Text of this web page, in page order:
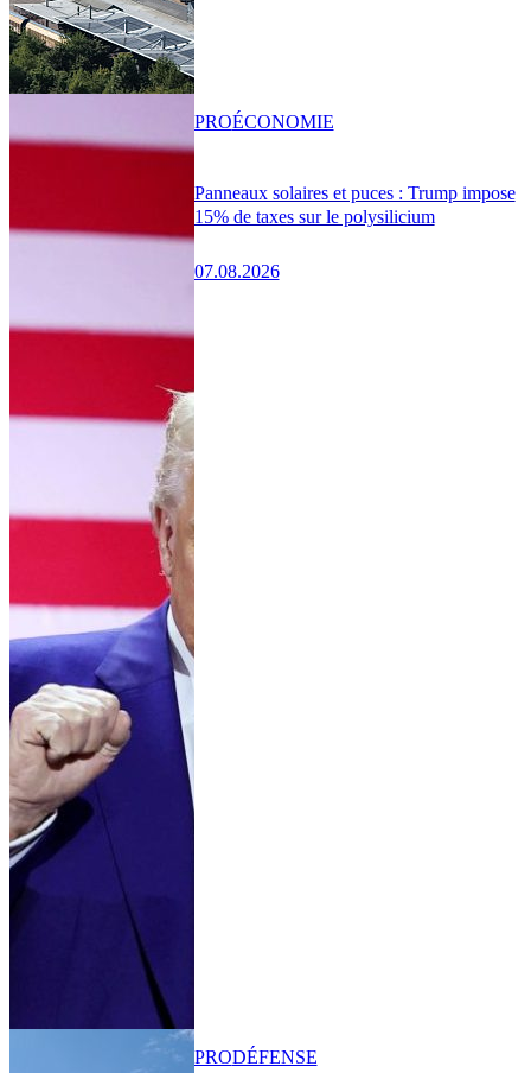
Panneaux solaires et puces : Trump impose
15% de taxes sur le polysilicium
07.08.2026
PROÉCONOMIE
PRODÉFENSE